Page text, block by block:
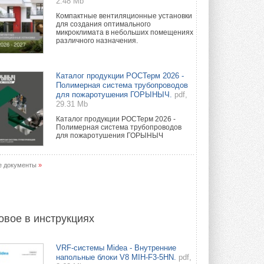
Компактные вентиляционные установки
для создания оптимального
микроклимата в небольших помещениях
различного назначения.
Каталог продукции РОСТерм 2026 -
Полимерная система трубопроводов
для пожаротушения ГОРЫНЫЧ.
pdf,
29.31 Mb
Каталог продукции РОСТерм 2026 -
Полимерная система трубопроводов
для пожаротушения ГОРЫНЫЧ
документы »
в инструкциях
VRF-системы Midea - Внутренние
напольные блоки V8 MIH-F3-5HN. pdf,